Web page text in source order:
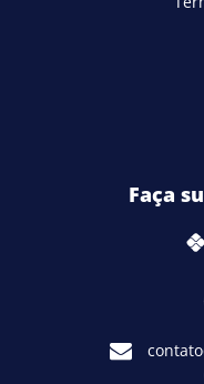
Faça